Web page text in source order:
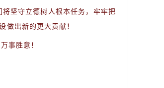
坚守立德树人根本任务，牢牢把
出新的更大贡献！
事胜意！